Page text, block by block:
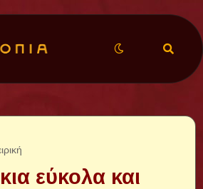
εύκολα και